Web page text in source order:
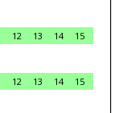
12 13 14
15
12 13 14
15